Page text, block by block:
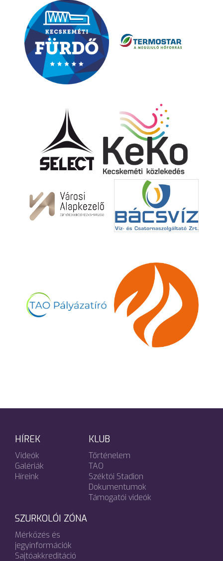
HÍREK
Videók
Galériák
Híreink
KLUB
Történelem
TAO
Széktói Stadion
Dokumentumok
Támogatói videók
SZURKOLÓI ZÓNA
Mérkőzés és
jegyinformációk
Sajtóakkreditáció